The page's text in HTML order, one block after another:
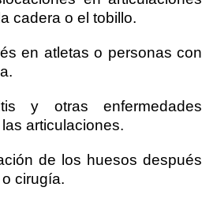
cadera o el tobillo.
en atletas o personas con
y otras enfermedades
articulaciones.
de los huesos después
cirugía.